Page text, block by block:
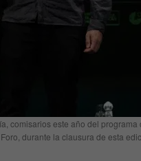
comisarios este año del
Foro, durante la clausura de esta